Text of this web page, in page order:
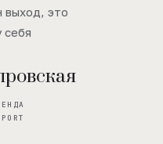
выход, это
себя